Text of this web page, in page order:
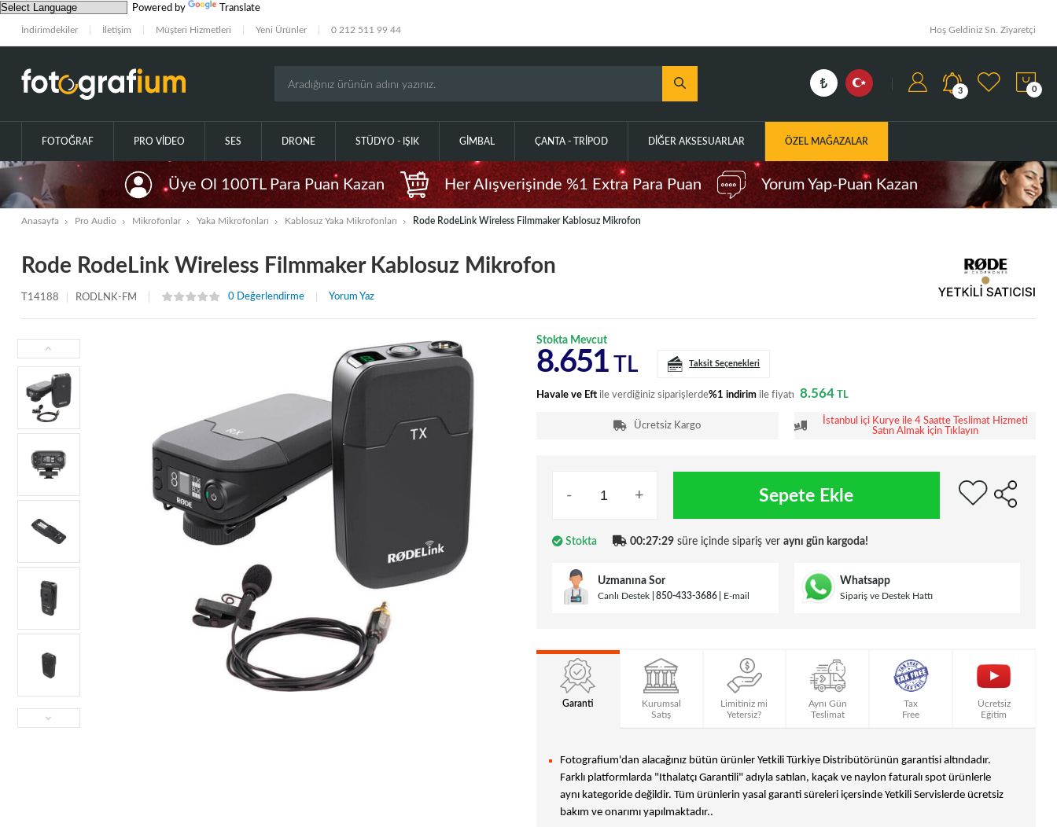
Powered by Translate
İndirimdekiler İletişim Müşteri Hizmetleri Yeni Ürünler 0 212 511 99 44 Hoş Geldiniz Sn. Ziyaretçi
3 0
FOTOĞRAF PRO VIDEO SES DRONE STÜDYO - IŞIK GIMBAL ÇANTA - TRIPOD DIĞER AKSESUARLAR ÖZEL MAĞAZALAR
Üye Ol 100TL Para Puan Kazan Her Alışverişinde %1 Extra Para Puan Yorum Yap-Puan Kazan
Anasayfa Pro Audio Mikrofonlar Yaka Mikrofonları Kablosuz Yaka Mikrofonları Rode RodeLink Wireless Filmmaker Kablosuz Mikrofon
Rode RodeLink Wireless Filmmaker Kablosuz Mikrofon
T14188 RODLNK-FM 0 Değerlendirme Yorum Yaz
Stokta Mevcut
8.651 TL Taksit Seçenekleri
Havale ve Eft ile verdiğiniz siparişlerde%1 indirim ile fiyatı 8.564 TL
Ücretsiz Kargo
İstanbul içi Kurye ile 4 Saatte Teslimat Hizmeti
Satın Almak için Tıklayın
- + Sepete Ekle
Stokta 00:27:28 süre içinde sipariş ver aynı gün kargoda!
Uzmanına Sor
Canlı Destek 850-433-3686 E-mail
Whatsapp
Sipariş ve Destek Hattı
Garanti
Kurumsal
Satış
Limitiniz mi
Yetersiz?
Aynı Gün
Teslimat
Tax
Free
Ücretsiz
Eğitim
Fotografium'dan alacağınız bütün ürünler Yetkili Türkiye Distribütörünün garantisi altındadır.
Farklı platformlarda "Ithalatçı Garantili" adıyla satılan, kaçak ve naylon faturalı spot ürünlerle
aynı kategoride değildir. Tüm ürünlerin yasal garanti süreleri içersinde Yetkili Servislerde ücretsiz
bakım ve onarımı yapılmaktadır..